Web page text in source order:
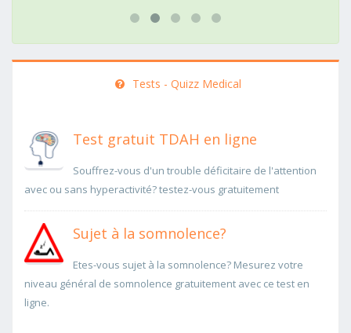
Tests - Quizz Medical
Test gratuit TDAH en ligne
Souffrez-vous d'un trouble déficitaire de l'attention
avec ou sans hyperactivité? testez-vous gratuitement
Sujet à la somnolence?
Etes-vous sujet à la somnolence? Mesurez votre
niveau général de somnolence gratuitement avec ce test en
ligne.